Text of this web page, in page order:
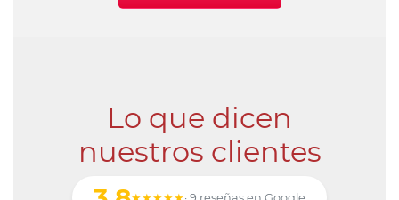
Lo que dicen
nuestros clientes